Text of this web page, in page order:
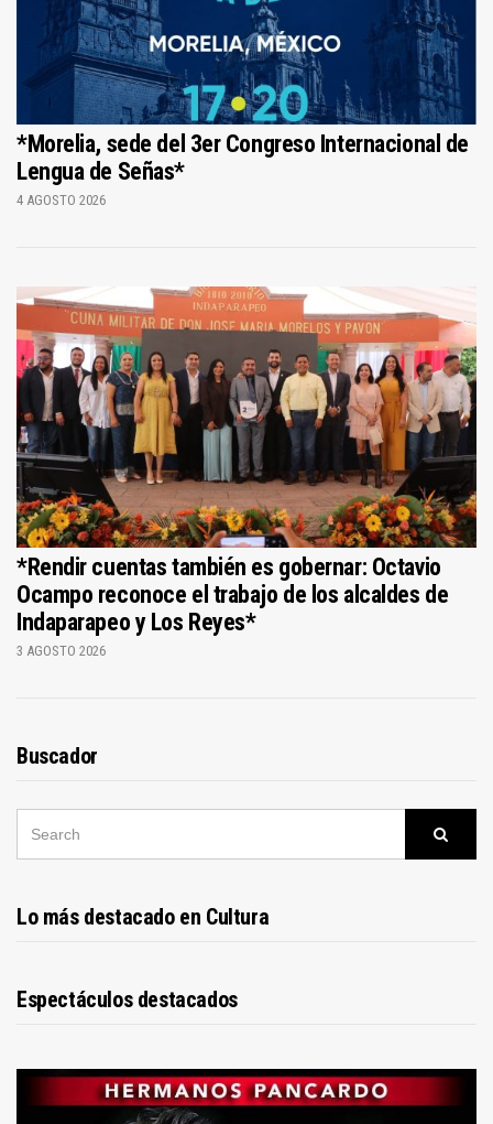
*Morelia, sede del 3er Congreso Internacional de
Lengua de Señas*
4 AGOSTO 2026
*Rendir cuentas también es gobernar: Octavio
Ocampo reconoce el trabajo de los alcaldes de
Indaparapeo y Los Reyes*
3 AGOSTO 2026
Buscador
Lo más destacado en Cultura
Espectáculos destacados